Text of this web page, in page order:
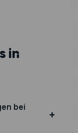
in
bei